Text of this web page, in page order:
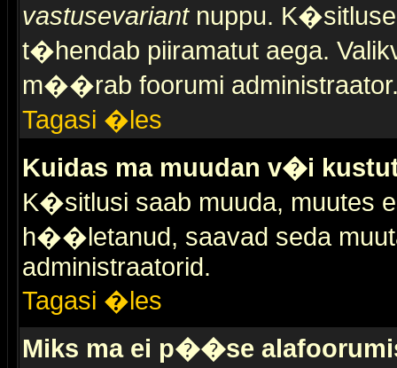
vastusevariantnuppu.
t�hendab piiramatut aega.
m��rab foorumi
Tagasi �les
Kuidas ma muudan v�i
K�sitlusi saab muuda, muutes
h��letanud, saavad seda
administraatorid.
Tagasi �les
Miks ma ei p��se